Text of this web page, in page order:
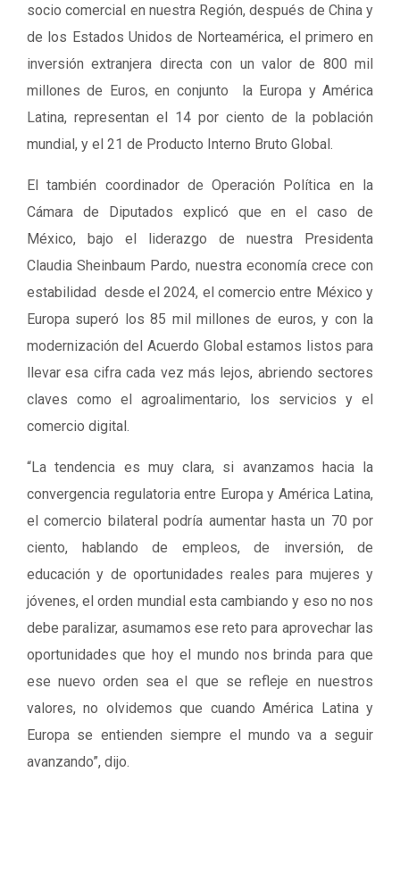
socio comercial en nuestra Región, después de China y
de los Estados Unidos de Norteamérica, el primero en
inversión extranjera directa con un valor de 800 mil
millones de Euros, en conjunto la Europa y América
Latina, representan el 14 por ciento de la población
mundial, y el 21 de Producto Interno Bruto Global.
El también coordinador de Operación Política en la
Cámara de Diputados explicó que en el caso de
México, bajo el liderazgo de nuestra Presidenta
Claudia Sheinbaum Pardo, nuestra economía crece con
estabilidad desde el 2024, el comercio entre México y
Europa superó los 85 mil millones de euros, y con la
modernización del Acuerdo Global estamos listos para
llevar esa cifra cada vez más lejos, abriendo sectores
claves como el agroalimentario, los servicios y el
comercio digital.
“La tendencia es muy clara, si avanzamos hacia la
convergencia regulatoria entre Europa y América Latina,
el comercio bilateral podría aumentar hasta un 70 por
ciento, hablando de empleos, de inversión, de
educación y de oportunidades reales para mujeres y
jóvenes, el orden mundial esta cambiando y eso no nos
debe paralizar, asumamos ese reto para aprovechar las
oportunidades que hoy el mundo nos brinda para que
ese nuevo orden sea el que se refleje en nuestros
valores, no olvidemos que cuando América Latina y
Europa se entienden siempre el mundo va a seguir
avanzando”, dijo.